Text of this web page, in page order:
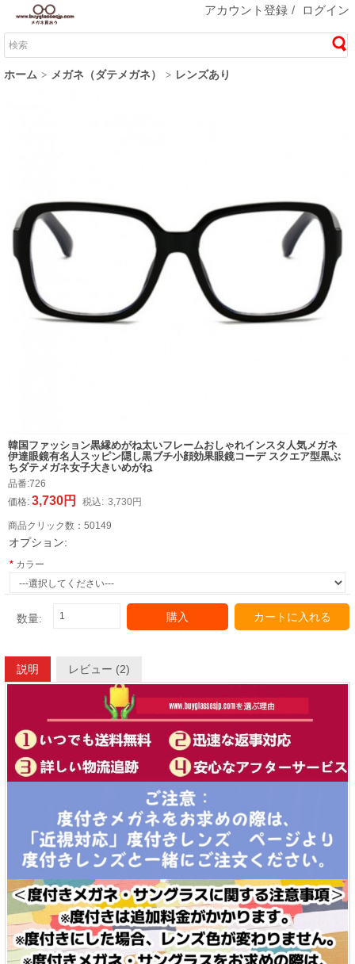
アカウント登録 / ログイン
ホーム メガネ（ダテメガネ） レンズあり
韓国ファッション黒縁めがね太いフレームおしゃれインスタ人気メガネ
伊達眼鏡有名人スッピン隠し黒ブチ小顔効果眼鏡コーデ スクエア型黒ぶ
ちダテメガネ女子大きいめがね
品番:726
価格: 3,730円 税込: 3,730円
商品クリック数： 50149
オプション:
カラー
数量: 購入 カートに入れる
説明 レビュー (2)